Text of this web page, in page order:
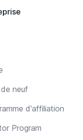
neuf
d'affiliation
Program